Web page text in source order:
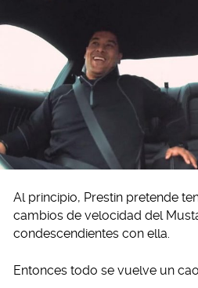
Al principio, Prestin pretende
cambios de velocidad del
condescendientes con ella.
Entonces todo se vuelve un